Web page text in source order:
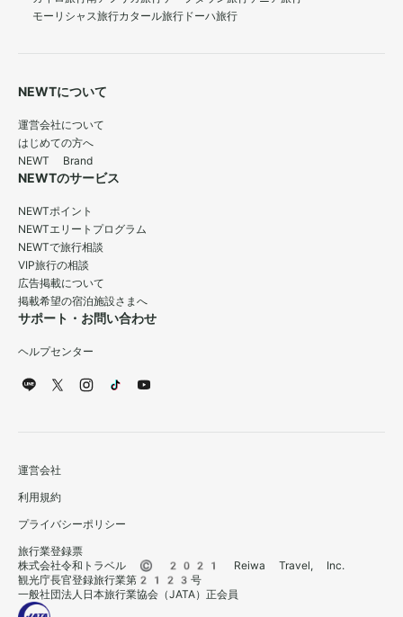
モーリシャス旅行カタール旅行 ドーハ旅行
NEWTについて
運営会社について
はじめての方へ
NEWT Brand
NEWTのサービス
NEWTポイント
NEWTエリートプログラム
NEWTで旅行相談
VIP旅行の相談
広告掲載について
掲載希望の宿泊施設さまへ
サポート・お問い合わせ
ヘルプセンター
運営会社
利用規約
プライバシーポリシー
旅行業登録票
株式会社令和トラベル © 2021 Reiwa Travel, Inc.
観光庁長官登録旅行業第2123号
一般社団法人日本旅行業協会（JATA）正会員